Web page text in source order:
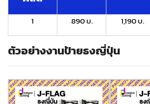
1 890 บ. 1,190 บ.
ตัวอย่างงานป้ายธงญี่ปุ่น